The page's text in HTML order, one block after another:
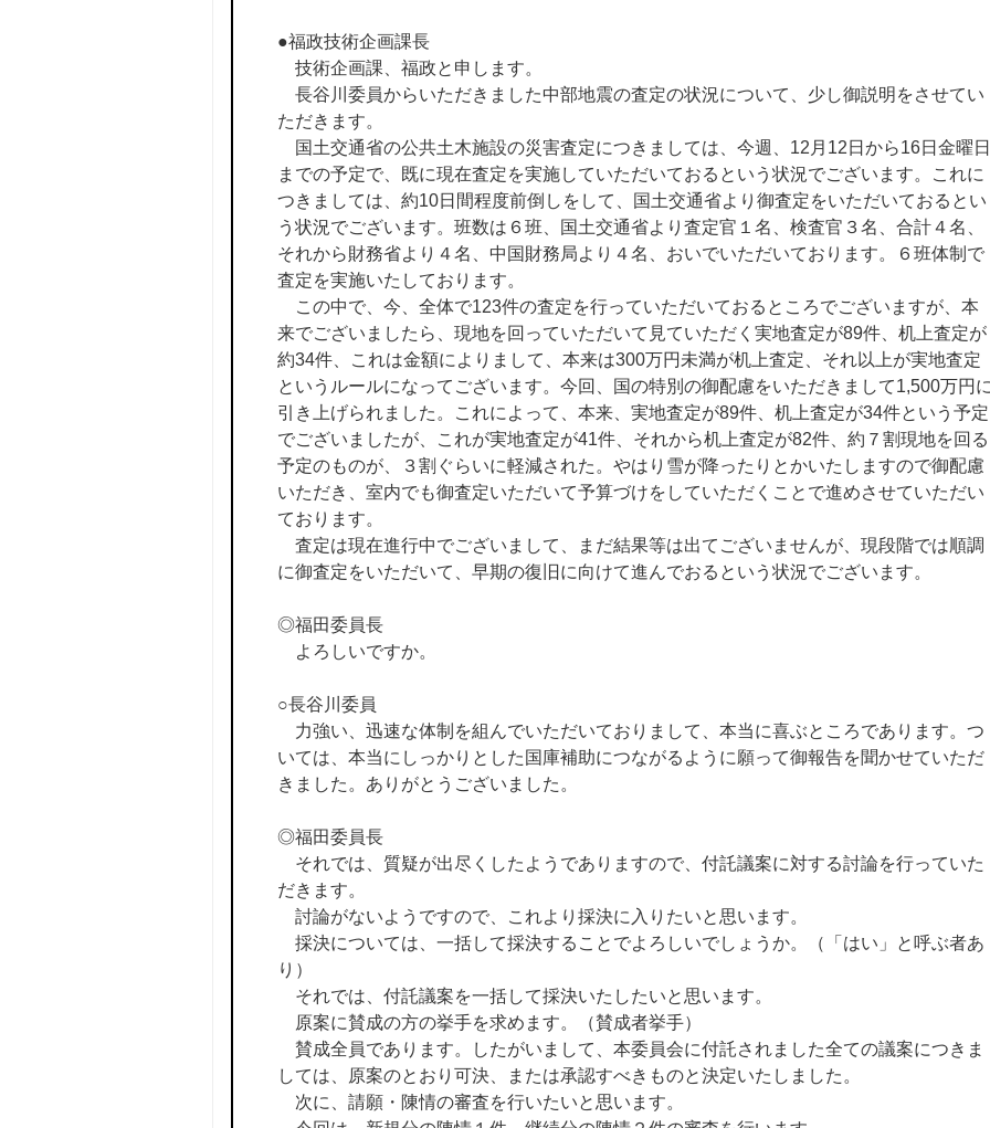
●福政技術企画課長
技術企画課、福政と申します。
長谷川委員からいただきました中部地震の査定の状況について、少し御説明をさせてい
ただきます。
国土交通省の公共土木施設の災害査定につきましては、今週、12月12日から16日金曜日
までの予定で、既に現在査定を実施していただいておるという状況でございます。これに
つきましては、約10日間程度前倒しをして、国土交通省より御査定をいただいておるとい
う状況でございます。班数は６班、国土交通省より査定官１名、検査官３名、合計４名、
それから財務省より４名、中国財務局より４名、おいでいただいております。６班体制で
査定を実施いたしております。
この中で、今、全体で123件の査定を行っていただいておるところでございますが、本
来でございましたら、現地を回っていただいて見ていただく実地査定が89件、机上査定が
約34件、これは金額によりまして、本来は300万円未満が机上査定、それ以上が実地査定
というルールになってございます。今回、国の特別の御配慮をいただきまして1,500万円
引き上げられました。これによって、本来、実地査定が89件、机上査定が34件という予定
でございましたが、これが実地査定が41件、それから机上査定が82件、約７割現地を回る
予定のものが、３割ぐらいに軽減された。やはり雪が降ったりとかいたしますので御配慮
いただき、室内でも御査定いただいて予算づけをしていただくことで進めさせていただい
ております。
査定は現在進行中でございまして、まだ結果等は出てございませんが、現段階では順調
に御査定をいただいて、早期の復旧に向けて進んでおるという状況でございます。
◎福田委員長
よろしいですか。
○長谷川委員
力強い、迅速な体制を組んでいただいておりまして、本当に喜ぶところであります。つ
いては、本当にしっかりとした国庫補助につながるように願って御報告を聞かせていただ
きました。ありがとうございました。
◎福田委員長
それでは、質疑が出尽くしたようでありますので、付託議案に対する討論を行っていた
だきます。
討論がないようですので、これより採決に入りたいと思います。
採決については、一括して採決することでよろしいでしょうか。（「はい」と呼ぶ者あ
り）
それでは、付託議案を一括して採決いたしたいと思います。
原案に賛成の方の挙手を求めます。（賛成者挙手）
賛成全員であります。したがいまして、本委員会に付託されました全ての議案につきま
しては、原案のとおり可決、または承認すべきものと決定いたしました。
次に、請願・陳情の審査を行いたいと思います。